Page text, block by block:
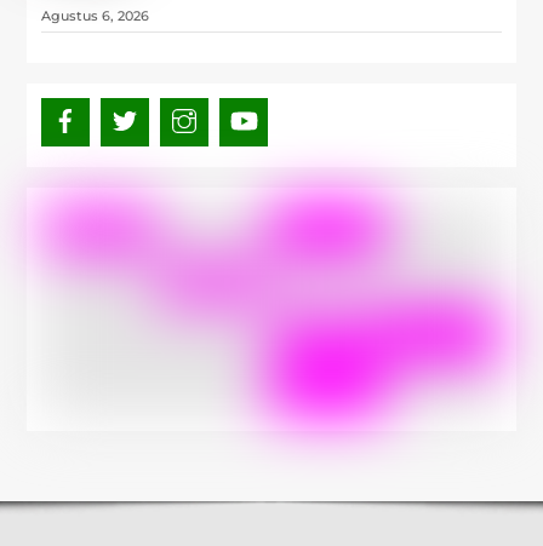
Agustus 6, 2026